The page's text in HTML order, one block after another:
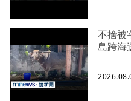
不捨被
島跨海